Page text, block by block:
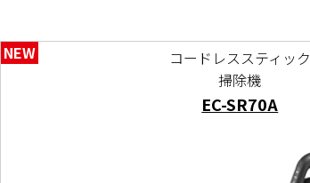
NEW
コードレススティック
掃除機
EC-SR70A